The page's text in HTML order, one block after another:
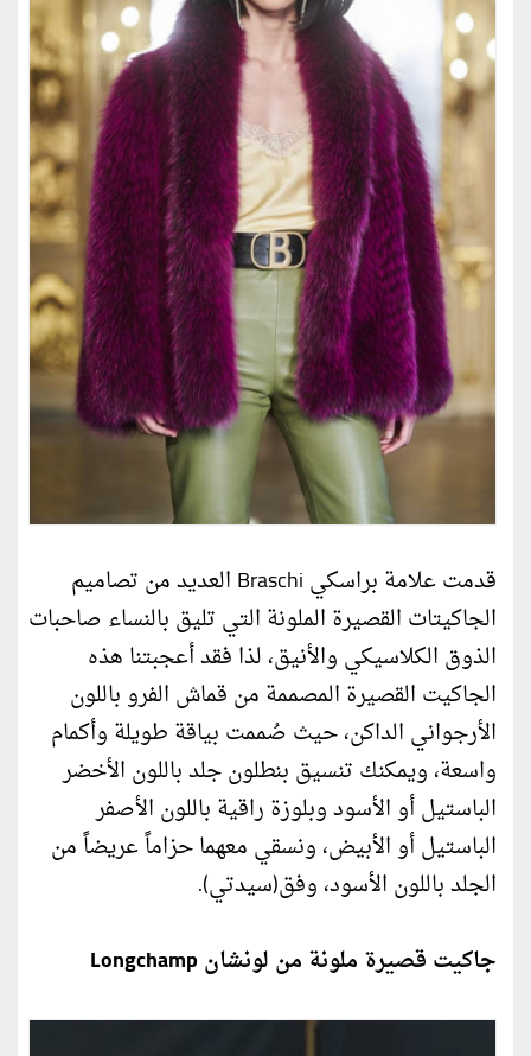
قدمت علامة براسكي Braschi العديد من تصاميم
الجاكيتات القصيرة الملونة التي تليق بالنساء صاحبات
الذوق الكلاسيكي والأنيق، لذا فقد أعجبتنا هذه
الجاكيت القصيرة المصممة من قماش الفرو باللون
الأرجواني الداكن، حيث صُممت بياقة طويلة وأكمام
واسعة، ويمكنك تنسيق بنطلون جلد باللون الأخضر
الباستيل أو الأسود وبلوزة راقية باللون الأصفر
الباستيل أو الأبيض، ونسقي معهما حزاماً عريضاً من
الجلد باللون الأسود، وفق(سيدتي).
جاكيت قصيرة ملونة من لونشان Longchamp